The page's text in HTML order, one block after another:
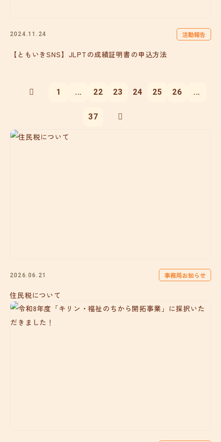
2024.11.24 活動報告
【ともいきSNS】JLPTの成績証明書の申込方法
1 ... 22 23 24 25 26 ...
37
2026.06.21 事務局お知らせ
住民税について